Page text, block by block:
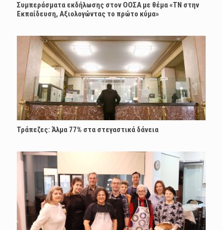
Συμπεράσματα εκδήλωσης στον ΟΟΣΑ με θέμα «ΤΝ στην
Εκπαίδευση, Αξιολογώντας το πρώτο κύμα»
Τράπεζες: Άλμα 77% στα στεγαστικά δάνεια